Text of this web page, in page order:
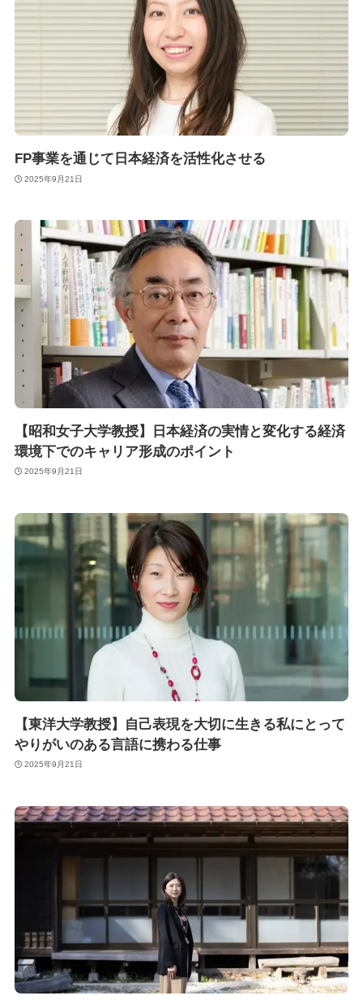
FP事業を通じて日本経済を活性化させる
2025年9月21日
【昭和女子大学教授】日本経済の実情と変化する経済
環境下でのキャリア形成のポイント
2025年9月21日
【東洋大学教授】自己表現を大切に生きる私にとって
やりがいのある言語に携わる仕事
2025年9月21日